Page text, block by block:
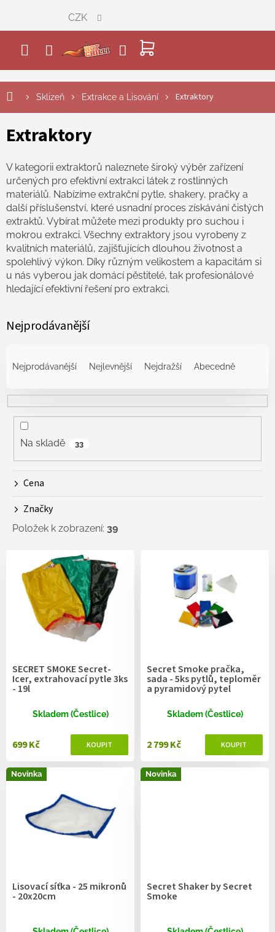
obsah
NÁKUPNÍ
KOŠÍK
CZK
Sklizeň Extrakce a Lisování Extraktory
Extraktory
V kategorii extraktorů naleznete široký výběr zařízení
určených pro efektivní extrakci látek z rostlinných
materiálů. Nabízíme extrakční pytle, shakery, pračky a
další příslušenství, které usnadní proces získávání čistých
extraktů. Vybírat můžete mezi produkty pro suchou i
mokrou extrakci. Všechny extraktory jsou vyrobeny z
kvalitních materiálů, zajišťujících dlouhou životnost a
spolehlivý výkon. Díky různým velikostem a kapacitám si
u nás vyberou jak domácí pěstitelé, tak profesionálové
hledající efektivní řešení pro extrakci.
Nejprodávanější
e
n
Nejprodávanější Nejlevnější Nejdražší Abecedně
Na skladě 33
Cena
Značky
Položek k zobrazení: 39
SECRET SMOKE Secret-
Icer, extrahovací pytle 3ks
- 19l
Skladem (Čestlice)
699 Kč
Secret Smoke pračka,
sada - 5ks pytlů, teploměr
a pyramidový pytel
Skladem (Čestlice)
2 799 Kč
Novinka
Lisovací síťka - 25 mikronů
- 20x20cm
Novinka
Secret Shaker by Secret
Smoke